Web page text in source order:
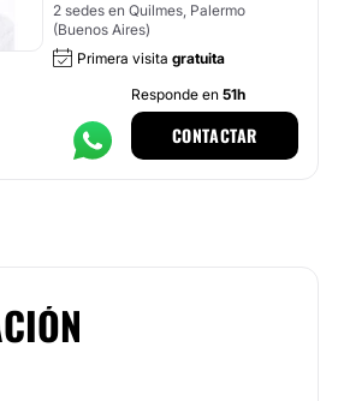
2 sedes en Quilmes, Palermo
(Buenos Aires)
Primera visita gratuita
Responde en 51h
CONTACTAR